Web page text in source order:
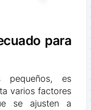
para
pequeños, es
varios factores
se ajusten a